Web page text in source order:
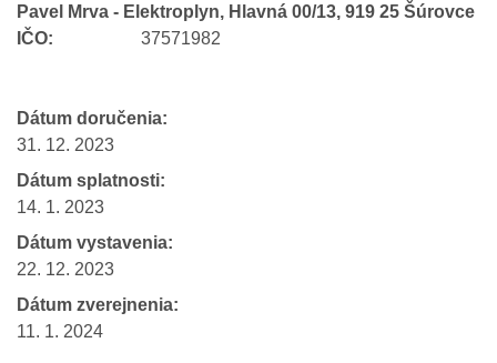
Pavel Mrva - Elektroplyn, Hlavná 00/13, 919 25 Šúrovce
IČO:
37571982
Dátum doručenia:
31. 12. 2023
Dátum splatnosti:
14. 1. 2023
Dátum vystavenia:
22. 12. 2023
Dátum zverejnenia:
11. 1. 2024